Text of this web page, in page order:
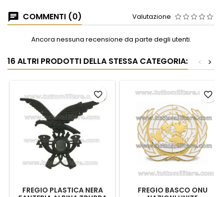
COMMENTI (0) Valutazione
Ancora nessuna recensione da parte degli utenti.
16 ALTRI PRODOTTI DELLA STESSA CATEGORIA: >
<
FREGIO PLASTICA NERA
favorite_border
FREGIO BASCO ONU
favorite_border